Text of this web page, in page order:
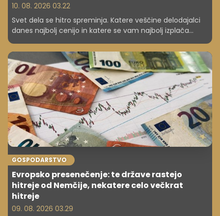
10. 08. 2026 03.22
Svet dela se hitro spreminja. Katere veščine delodajalci
danes najbolj cenijo in katere se vam najbolj izplača
razvijati za višjo plačo, boljšo službo in večjo varnost v
karieri?
GOSPODARSTVO
Evropsko presenečenje: te države rastejo
hitreje od Nemčije, nekatere celo večkrat
hitreje
09. 08. 2026 03.29